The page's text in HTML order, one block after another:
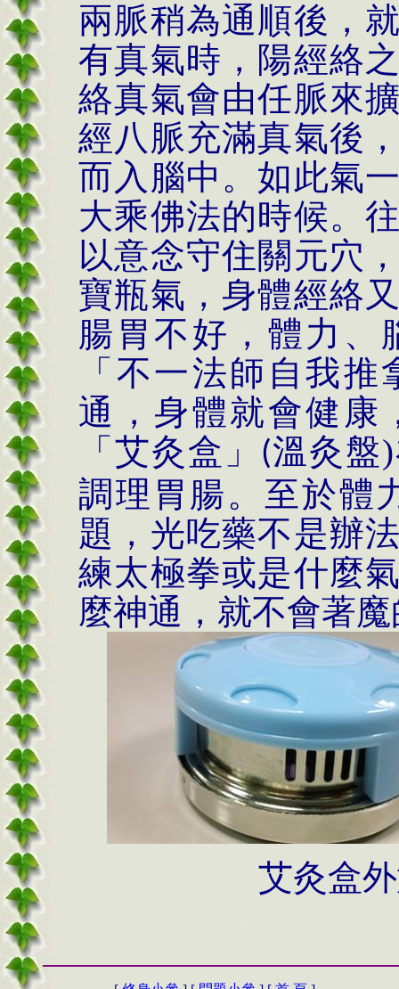
兩脈稍為通順後，
有真氣時，陽經絡
絡真氣會由任脈來
經八脈充滿真氣後
而入腦中。如此氣
大乘佛法的時候。
以意念守住關元穴
寶瓶氣，身體經絡
腸胃不好，體力、
「不一法師自我
通，身體就會健康
「 艾灸盒 」 (溫灸盤)
調理胃腸。至於體
題，光吃藥不是辦
練太極拳或是什麼
麼神通，就不會著
艾灸盒